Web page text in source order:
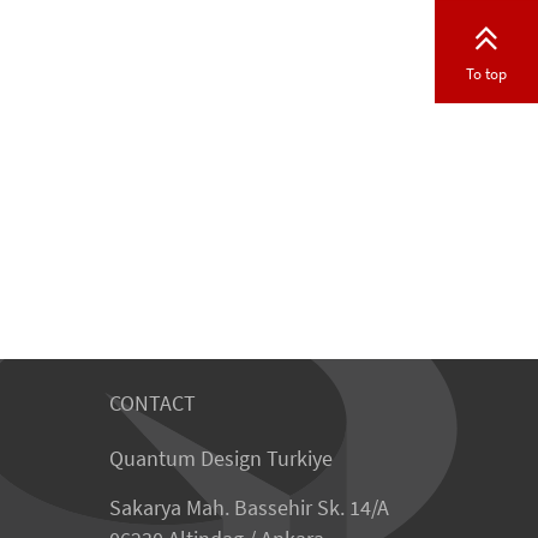
CONTACT
Quantum Design Turkiye
Sakarya Mah. Bassehir Sk. 14/A
To top